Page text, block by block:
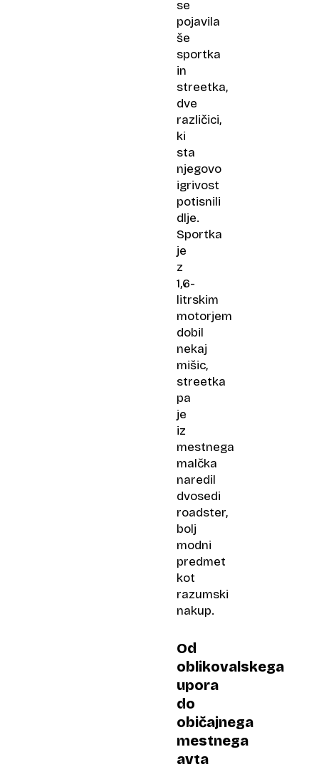
se
pojavila
še
sportka
in
streetka,
dve
različici,
ki
sta
njegovo
igrivost
potisnili
dlje.
Sportka
je
z
1,6-
litrskim
motorjem
dobil
nekaj
mišic,
streetka
pa
je
iz
mestnega
malčka
naredil
dvosedi
roadster,
bolj
modni
predmet
kot
razumski
nakup.
Od
oblikovalskega
upora
do
običajnega
mestnega
avta